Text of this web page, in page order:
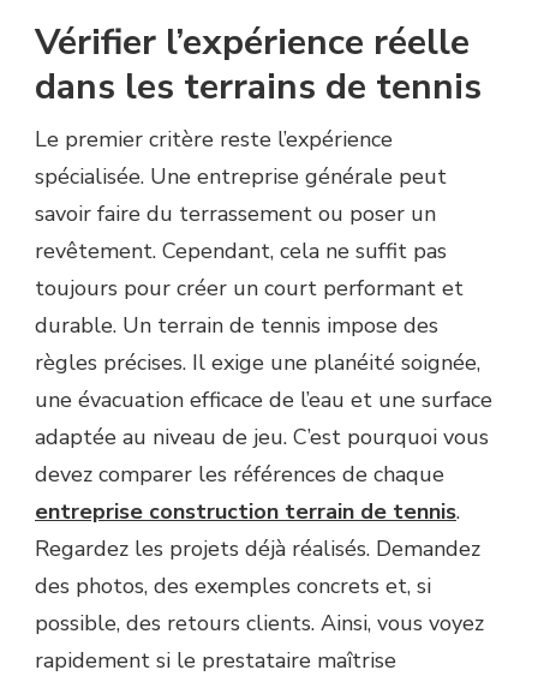
Vérifier l’expérience réelle
dans les terrains de tennis
Le premier critère reste l’expérience
spécialisée. Une entreprise générale peut
savoir faire du terrassement ou poser un
revêtement. Cependant, cela ne suffit pas
toujours pour créer un court performant et
durable. Un terrain de tennis impose des
règles précises. Il exige une planéité soignée,
une évacuation efficace de l’eau et une surface
adaptée au niveau de jeu. C’est pourquoi vous
devez comparer les références de chaque
entreprise construction terrain de tennis.
Regardez les projets déjà réalisés. Demandez
des photos, des exemples concrets et, si
possible, des retours clients. Ainsi, vous voyez
rapidement si le prestataire maîtrise